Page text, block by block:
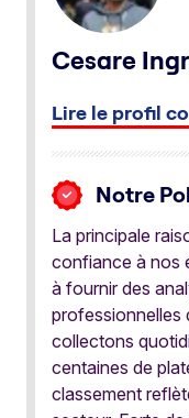
Cesare
Lire le profil
Notre
La principale
confiance à nos
à fournir des
professionnelles
collectons
centaines de
classement